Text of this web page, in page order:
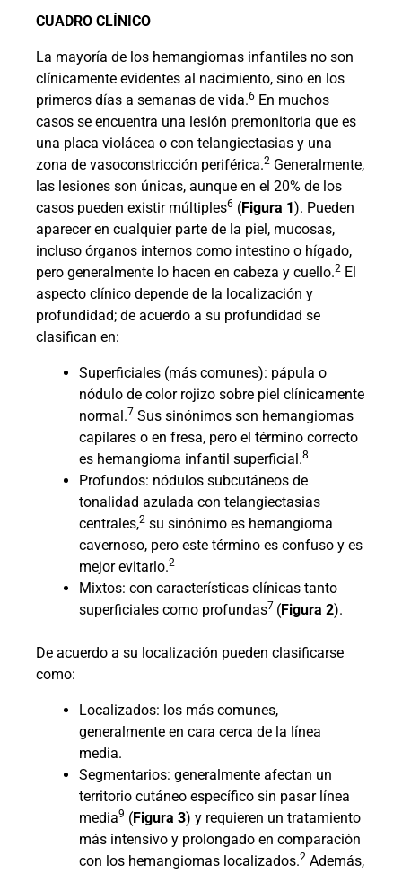
CUADRO CLÍNICO
La mayoría de los hemangiomas infantiles no son
clínicamente evidentes al nacimiento, sino en los
primeros días a semanas de vida.6 En muchos
casos se encuentra una lesión premonitoria que es
una placa violácea o con telangiectasias y una
zona de vasoconstricción periférica.2 Generalmente,
las lesiones son únicas, aunque en el 20% de los
casos pueden existir múltiples6 (Figura 1). Pueden
aparecer en cualquier parte de la piel, mucosas,
incluso órganos internos como intestino o hígado,
pero generalmente lo hacen en cabeza y cuello.2 El
aspecto clínico depende de la localización y
profundidad; de acuerdo a su profundidad se
clasifican en:
Superficiales (más comunes): pápula o
nódulo de color rojizo sobre piel clínicamente
normal.7 Sus sinónimos son hemangiomas
capilares o en fresa, pero el término correcto
es hemangioma infantil superficial.8
Profundos: nódulos subcutáneos de
tonalidad azulada con telangiectasias
centrales,2 su sinónimo es hemangioma
cavernoso, pero este término es confuso y es
mejor evitarlo.2
Mixtos: con características clínicas tanto
superficiales como profundas7 (Figura 2).
De acuerdo a su localización pueden clasificarse
como:
Localizados: los más comunes,
generalmente en cara cerca de la línea
media.
Segmentarios: generalmente afectan un
territorio cutáneo específico sin pasar línea
media9 (Figura 3) y requieren un tratamiento
más intensivo y prolongado en comparación
con los hemangiomas localizados.2 Además,